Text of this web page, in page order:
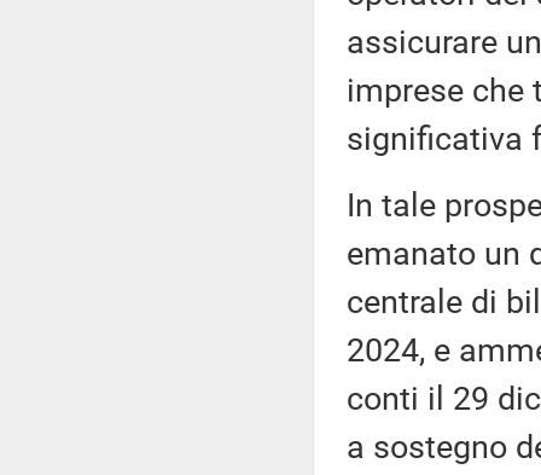
assicurare
imprese che
significativa
In tale
emanato un
centrale di
2024, e
conti il 29
a sostegno